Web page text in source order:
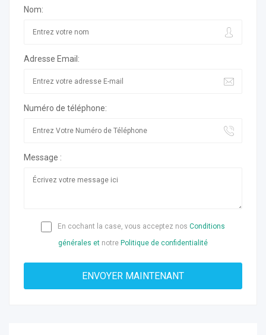
Nom:
Adresse Email:
Numéro de téléphone:
Message :
En cochant la case, vous acceptez nos Conditions
générales et notre Politique de confidentialité